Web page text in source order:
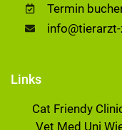
Termin
Links
Cat Friendy
Vet Med Uni